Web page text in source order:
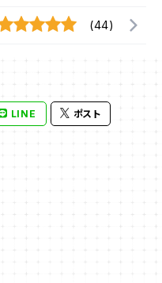
(44)
LINE ポスト